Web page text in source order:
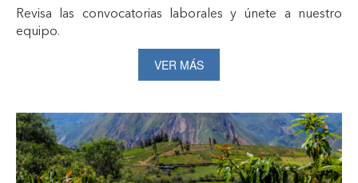
Revisa las convocatorias laborales y únete a nuestro
equipo.
VER MÁS